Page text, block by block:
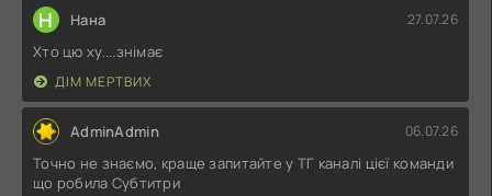
Н Нана 27.07.26
Хто цю ху....знімає
ДІМ МЕРТВИХ
AdminAdmin 06.07.26
Точно не знаємо, краще запитайте у ТГ каналі цієї команди
що робила Субтитри